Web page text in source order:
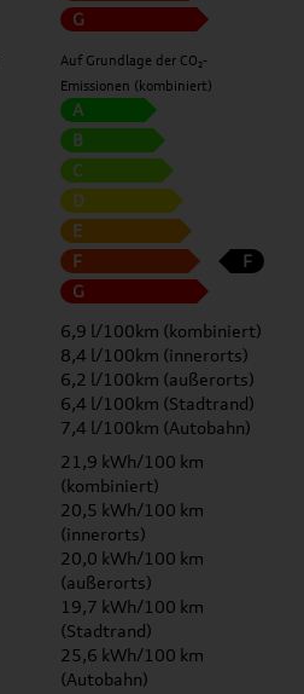
G
Auf Grundlage der CO₂-
Emissionen (kombiniert)
A
B
C
D
E
F
G
F
6,9 l/100km (kombiniert)
8,4 l/100km (innerorts)
6,2 l/100km (außerorts)
6,4 l/100km (Stadtrand)
7,4 l/100km (Autobahn)
21,9 kWh/100 km
(kombiniert)
20,5 kWh/100 km
(innerorts)
20,0 kWh/100 km
(außerorts)
19,7 kWh/100 km
(Stadtrand)
25,6 kWh/100 km
(Autobahn)